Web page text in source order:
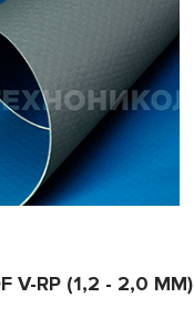
V-RP (1,2 - 2,0 ММ)